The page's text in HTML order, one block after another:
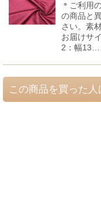
＊ご利用
の商品と
さい。素
お届けサ
2：幅13…
この商品を買った